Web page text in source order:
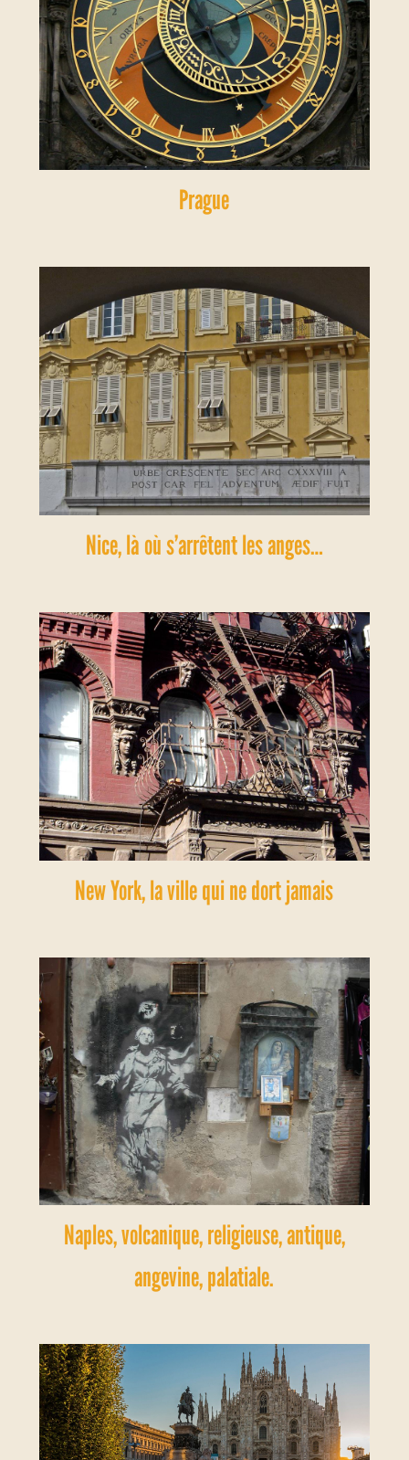
Prague
Nice, là où s’arrêtent les anges…
New York, la ville qui ne dort jamais
Naples, volcanique, religieuse, antique,
angevine, palatiale.